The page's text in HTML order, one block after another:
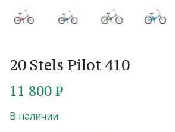
20 Stels Pilot 410
11 800 ₽
В наличии